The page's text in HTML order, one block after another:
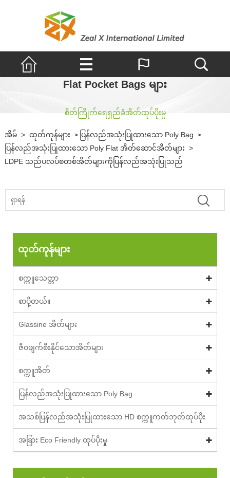
Flat Pocket Bags များ
စိတ်ကြိုက်ရေရှည်ခံအိတ်ထုပ်ပိုးမှု
အိမ် > ထုတ်ကုန်များ > ပြန်လည်အသုံးပြုထားသော Poly Bag >
ပြန်လည်အသုံးပြုထားသော Poly Flat အိတ်ဆောင်အိတ်များ >
LDPE သည်ပလပ်စတစ်အိတ်များကိုပြန်လည်အသုံးပြုသည်
ထုတ်ကုန်များ
စက္ကူသေတ္တာ
စာပို့တယ်။
Glassine အိတ်များ
ဇီဝဖျက်စီးနိုင်သောအိတ်များ
စက္ကူအိတ်
ပြန်လည်အသုံးပြုထားသော Poly Bag
အသစ်ပြန်လည်အသုံးပြုထားသော HD စက္ကူကတ်ဘုတ်ထုပ်ပိုး
အခြား Eco Friendly ထုပ်ပိုးမှု